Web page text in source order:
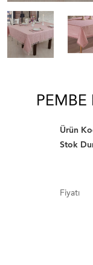
PEMBE
Ürün
Stok
Fiyatı